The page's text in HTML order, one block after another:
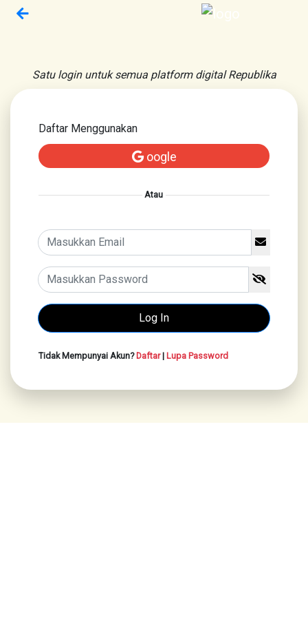
Satu login untuk semua platform digital Republika
Daftar Menggunakan
oogle
Atau
Tidak Mempunyai Akun?Daftar| Lupa Password